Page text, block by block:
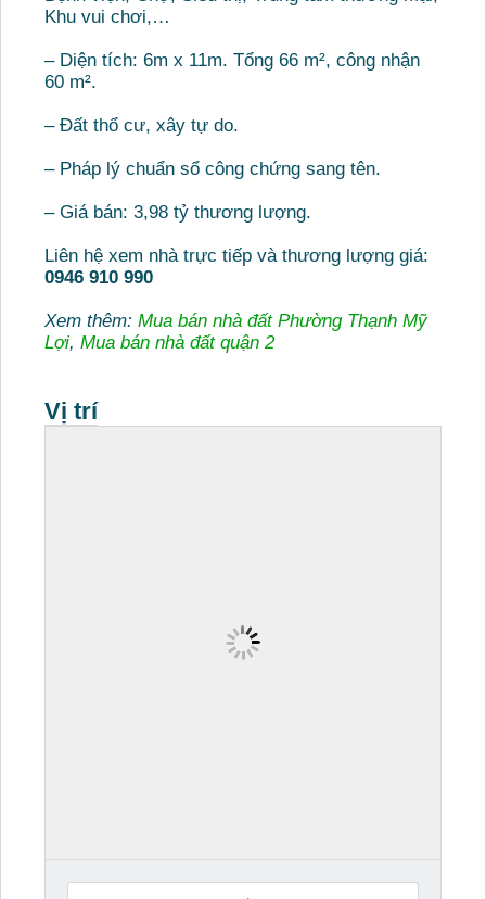
Khu vui chơi,…
– Diện tích: 6m x 11m. Tổng 66 m², công nhận
60 m².
– Đất thổ cư, xây tự do.
– Pháp lý chuẩn sổ công chứng sang tên.
– Giá bán: 3,98 tỷ thương lượng.
Liên hệ xem nhà trực tiếp và thương lượng giá:
0946 910 990
Xem thêm: Mua bán nhà đất Phường Thạnh Mỹ
Lợi, Mua bán nhà đất quận 2
Vị trí